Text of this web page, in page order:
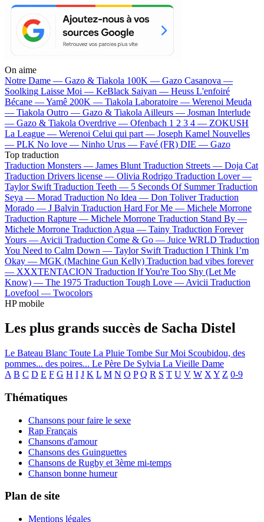
On aime
Notre Dame — Gazo & Tiakola 100K — Gazo Casanova —
Soolking Laisse Moi — KeBlack Saiyan — Heuss L'enfoiré
Bécane —Yamê 200K — Tiakola Laboratoire — Werenoi Meuda
— Tiakola Outro — Gazo & Tiakola Ailleurs — Josman Interlude
— Gazo & Tiakola Overdrive — Ofenbach 1 2 3 4 — ZOKUSH
La League — Werenoi Celui qui part — Joseph Kamel Nouvelles
— PLK No love — Ninho Urus — Favé (FR) DIE — Gazo
Top traduction
Traduction Monsters — James Blunt Traduction Streets — Doja Cat
Traduction Drivers license — Olivia Rodrigo Traduction Lover —
Taylor Swift Traduction Teeth — 5 Seconds Of Summer Traduction
Seya — Morad Traduction No Idea — Don Toliver Traduction
Morado — J Balvin Traduction Hard For Me — Michele Morrone
Traduction Rapture — Michele Morrone Traduction Stand By —
Michele Morrone Traduction Agua — Tainy Traduction Forever
Yours — Avicii Traduction Come & Go — Juice WRLD Traduction
You Need to Calm Down — Taylor Swift Traduction I Think I’m
Okay — MGK (Machine Gun Kelly) Traduction bad vibes forever
— XXXTENTACION Traduction If You're Too Shy (Let Me
Know) — The 1975 Traduction Tough Love — Avicii Traduction
Lovefool — Twocolors
HP mobile
Les plus grands succès de Sacha Distel
Le Bateau Blanc Toute La Pluie Tombe Sur Moi Scoubidou, des
pommes... des poires... Le Père De Sylvia La Vieille Dame
A B C D E F G H I J K L M N O P Q R S T U V W X Y Z 0-9
Thématiques
Chansons pour faire le sexe
Rap Français
Chansons d'amour
Chansons des Guinguettes
Chansons de Rugby et 3ème mi-temps
Chanson bonne humeur
Plan de site
Mentions légales